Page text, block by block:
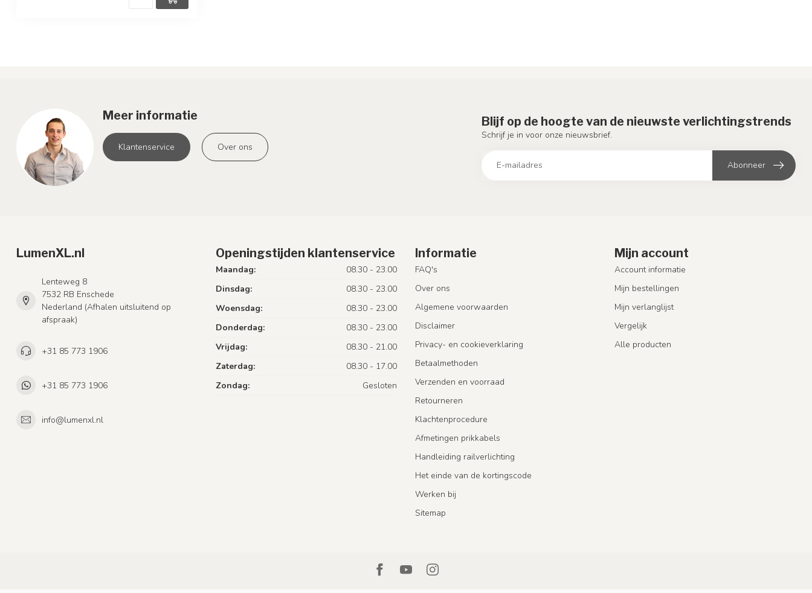
Meer informatie
Klantenservice Over ons
Blijf op de hoogte van de nieuwste verlichtingstrends
Schrijf je in voor onze nieuwsbrief.
Abonneer
LumenXL.nl
Lenteweg 8
7532 RB Enschede
Nederland (Afhalen uitsluitend op
afspraak)
+31 85 773 1906
+31 85 773 1906
info@lumenxl.nl
Openingstijden klantenservice
Maandag:
08.30 - 23.00
Dinsdag:
08.30 - 23.00
Woensdag:
08.30 - 23.00
Donderdag:
08.30 - 23.00
Vrijdag:
08.30 - 21.00
Zaterdag:
08.30 - 17.00
Zondag:
Gesloten
Informatie
FAQ's
Over ons
Algemene voorwaarden
Disclaimer
Privacy- en cookieverklaring
Betaalmethoden
Verzenden en voorraad
Retourneren
Klachtenprocedure
Afmetingen prikkabels
Handleiding railverlichting
Het einde van de kortingscode
Werken bij
Sitemap
Mijn account
Account informatie
Mijn bestellingen
Mijn verlanglijst
Vergelijk
Alle producten